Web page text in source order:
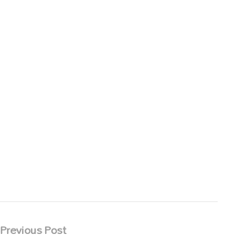
Previous Post